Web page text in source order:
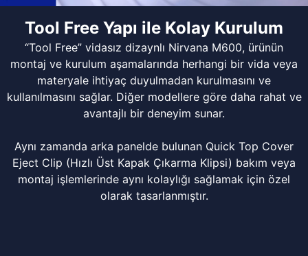
Tool Free Yapı ile Kolay Kurulum
“Tool Free” vidasız dizaynlı Nirvana M600, ürünün
montaj ve kurulum aşamalarında herhangi bir vida veya
materyale ihtiyaç duyulmadan kurulmasını ve
kullanılmasını sağlar. Diğer modellere göre daha rahat ve
avantajlı bir deneyim sunar.
Aynı zamanda arka panelde bulunan Quick Top Cover
Eject Clip (Hızlı Üst Kapak Çıkarma Klipsi) bakım veya
montaj işlemlerinde aynı kolaylığı sağlamak için özel
olarak tasarlanmıştır.